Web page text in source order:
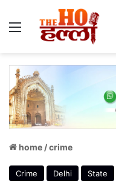
Menu
home /crime
Crime Delhi State